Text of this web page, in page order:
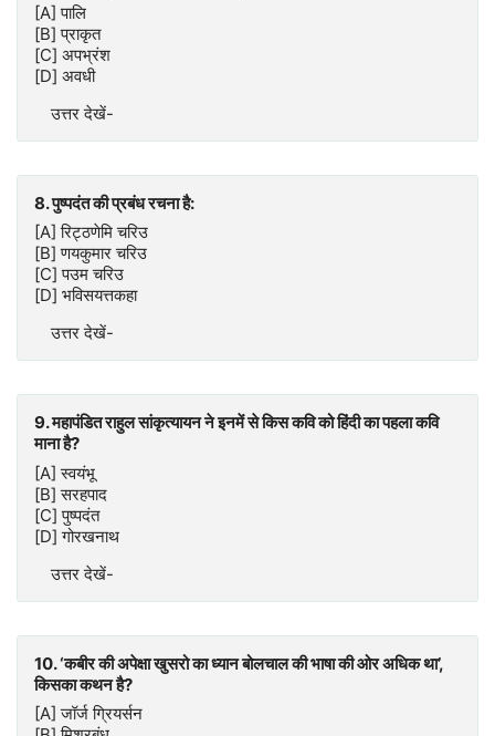
[A] पालि
[B] प्राकृत
[C] अपभ्रंश
[D] अवधी
उत्तर देखें-
8. पुष्पदंत की प्रबंध रचना है:
[A] रिट्ठणेमि चरिउ
[B] णयकुमार चरिउ
[C] पउम चरिउ
[D] भविसयत्तकहा
उत्तर देखें-
9. महापंडित राहुल सांकृत्यायन ने इनमें से किस कवि को हिंदी का पहला कवि
माना है?
[A] स्वयंभू
[B] सरहपाद
[C] पुष्पदंत
[D] गोरखनाथ
उत्तर देखें-
10. ‘कबीर की अपेक्षा खुसरो का ध्यान बोलचाल की भाषा की ओर अधिक था’,
किसका कथन है?
[A] जॉर्ज ग्रियर्सन